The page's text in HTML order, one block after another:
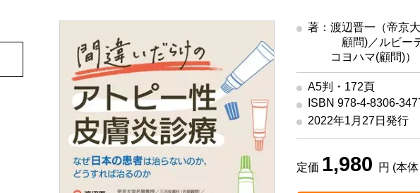
著：渡辺晋一（帝京
顧問)／ルビー
コヨハマ(顧問)）
A5判・172頁
ISBN 978-4-8306-
2022年1月27日発行
定価 1,980 円 (本